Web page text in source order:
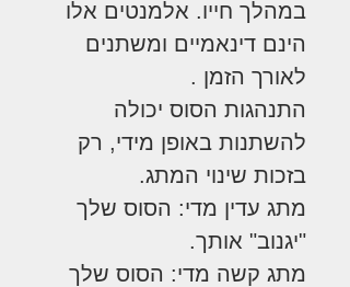
במהלך חייו. אלמנטים אלו
הינם דינאמיים ומשתנים
לאורך הזמן .
התנהגות הסוס יכולה
להשתנות באופן מידי, רק
בזכות שינוי המתג.
מתג עדין מדי: הסוס שלך
"יגנוב" אותך.
מתג קשה מדי: הסוס שלך